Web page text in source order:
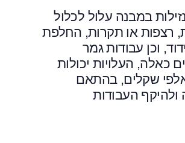
במבנה עלול לכלול
רצפות או תקרות, החלפת
וכן עבודות גמר
כאלה, העלויות יכולות
שקלים, בהתאם
העבודות